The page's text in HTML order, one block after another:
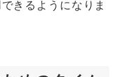
きるようになりま